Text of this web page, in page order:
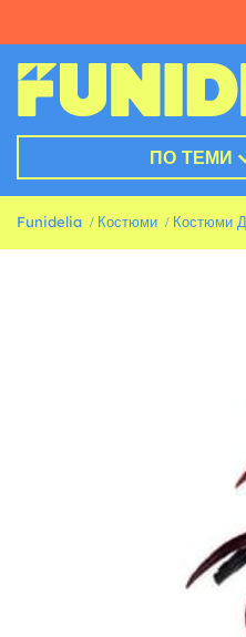
ПО ТЕМИ
Funidelia Костюми Костюми